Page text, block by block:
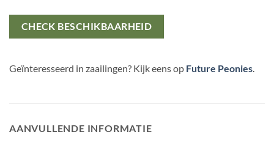
CHECK BESCHIKBAARHEID
Geïnteresseerd in zaailingen? Kijk eens op Future Peonies.
AANVULLENDE INFORMATIE